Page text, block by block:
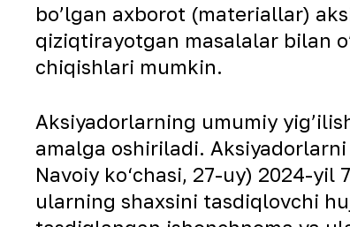
boʼlgan axborot (materiallar)
qiziqtirayotgan masalalar bilan
chiqishlari mumkin.
Аksiyadorlarning umumiy
amalga oshiriladi. Аksiyadorlarni
Navoiy ko‘chasi, 27-uy) 2024-
ularning shaxsini tasdiqlovchi